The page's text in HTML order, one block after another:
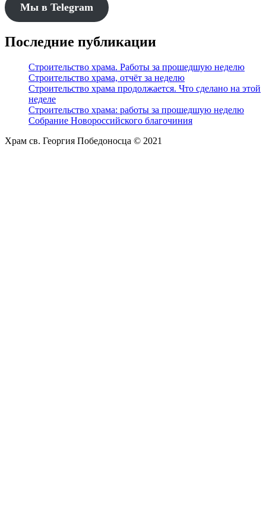
Мы в Telegram
Последние публикации
Строительство храма. Работы за прошедшую неделю
Строительство храма, отчёт за неделю
Строительство храма продолжается. Что сделано на этой
неделе
Строительство храма: работы за прошедшую неделю
Собрание Новороссийского благочиния
Храм св. Георгия Победоносца © 2021